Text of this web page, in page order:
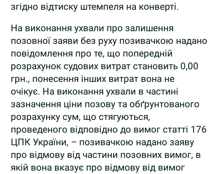
згідно відтиску штемпеля на конверті.
На виконання ухвали про залишення
позовної заяви без руху позивачкою надано
повідомлення про те, що попередній
розрахунок судових витрат становить 0,00
грн., понесення інших витрат вона не
очікує. На виконання ухвали в частині
зазначення ціни позову та обґрунтованого
розрахунку сум, що стягуються,
проведеного відповідно до вимог статті 176
ЦПК України, – позивачкою надано заяву
про відмову від частини позовних вимог, в
якій вона вказує про відмову від вимог